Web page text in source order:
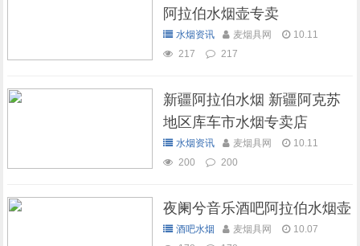
阿拉伯水烟壶专卖
水烟资讯 麦烟具网
10.11
217
217
新疆阿拉伯水烟 新疆阿克苏
地区库车市水烟专卖店
水烟资讯 麦烟具网
10.11
200
200
夜阑兮音乐酒吧阿拉伯水烟壶
酒吧水烟 麦烟具网
10.07